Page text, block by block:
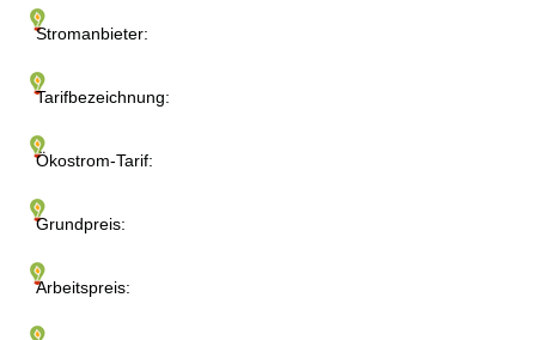
Stromanbieter:
Tarifbezeichnung:
Ökostrom-Tarif:
Grundpreis:
Arbeitspreis: